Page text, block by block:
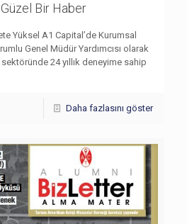
Bir Haber
Yüksel A1 Capital’de Kurumsal
Genel Müdür Yardımcısı olarak
24 yıllık deneyime sahip
Daha fazlasını göster